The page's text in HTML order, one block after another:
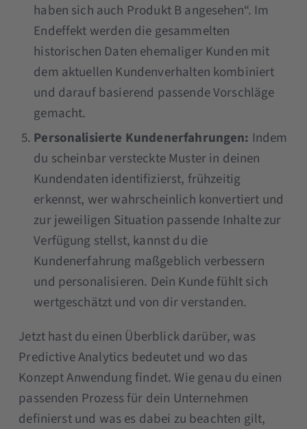
haben sich auch Produkt B angesehen“. Im
Endeffekt werden die gesammelten
historischen Daten ehemaliger Kunden mit
dem aktuellen Kundenverhalten kombiniert
und darauf basierend passende Vorschläge
gemacht.
Personalisierte Kundenerfahrungen: Indem
du scheinbar versteckte Muster in deinen
Kundendaten identifizierst, frühzeitig
erkennst, wer wahrscheinlich konvertiert und
zur jeweiligen Situation passende Inhalte zur
Verfügung stellst, kannst du die
Kundenerfahrung maßgeblich verbessern
und personalisieren. Dein Kunde fühlt sich
wertgeschätzt und von dir verstanden.
Jetzt hast du einen Überblick darüber, was
Predictive Analytics bedeutet und wo das
Konzept Anwendung findet. Wie genau du einen
passenden Prozess für dein Unternehmen
definierst und was es dabei zu beachten gilt,